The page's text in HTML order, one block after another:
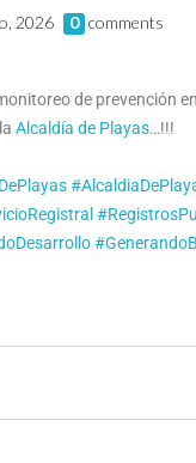
2026 0 comments
de prevención
Alcaldía de Playas…!!!